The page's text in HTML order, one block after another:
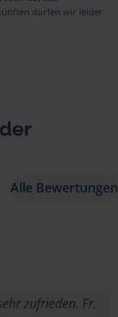
dürfen wir leider
Alle Bewertungen
zufrieden. Fr.